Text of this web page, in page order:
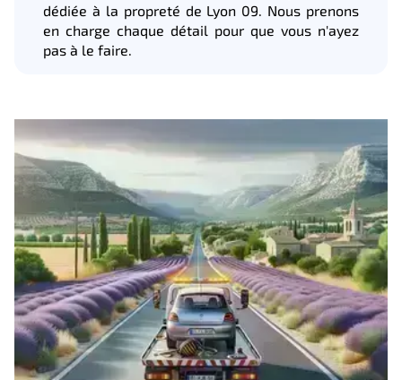
dédiée à la propreté de Lyon 09. Nous prenons
en charge chaque détail pour que vous n'ayez
pas à le faire.